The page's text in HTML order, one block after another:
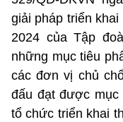
giải pháp triển
2024 của Tập
những mục tiêu
các đơn vị chủ
đấu đạt được mục
tổ chức triển khai